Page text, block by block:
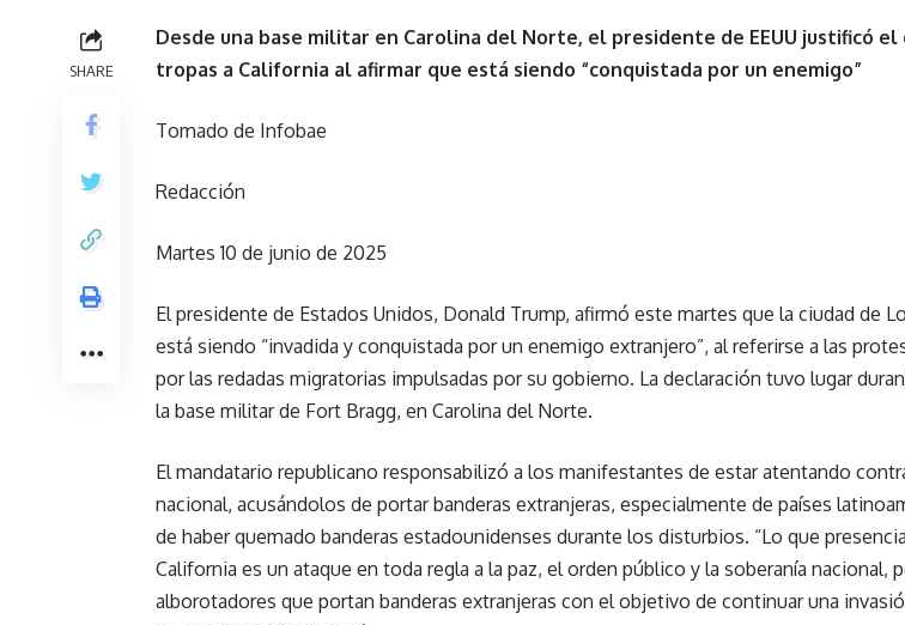
SHARE
Desde una base militar en Carolina del Norte, el presidente de EEUU justificó el
tropas a California al afirmar que está siendo “conquistada por un enemigo”
Tomado de Infobae
Redacción
Martes 10 de junio de 2025
El presidente de Estados Unidos, Donald Trump, afirmó este martes que la ciudad de
está siendo “invadida y conquistada por un enemigo extranjero”, al referirse a las
por las redadas migratorias impulsadas por su gobierno. La declaración tuvo lugar
la base militar de Fort Bragg, en Carolina del Norte.
El mandatario republicano responsabilizó a los manifestantes de estar atentando
nacional, acusándolos de portar banderas extranjeras, especialmente de países
de haber quemado banderas estadounidenses durante los disturbios. “Lo que
California es un ataque en toda regla a la paz, el orden público y la soberanía nacional,
alborotadores que portan banderas extranjeras con el objetivo de continuar una